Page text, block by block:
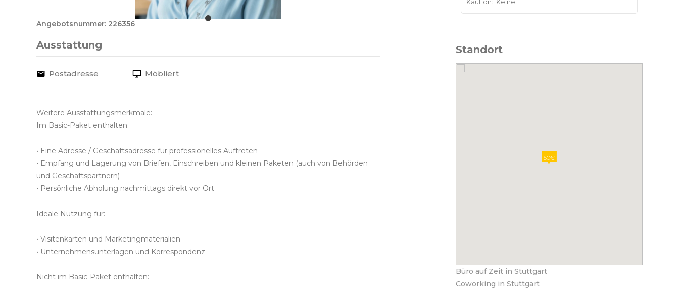
Angebotsnummer: 226356
Ausstattung
Postadresse Möbliert
Weitere Ausstattungsmerkmale:
Im Basic-Paket enthalten:
• Eine Adresse / Geschäftsadresse für professionelles Auftreten
• Empfang und Lagerung von Briefen, Einschreiben und kleinen Paketen (auch von Behörden
und Geschäftspartnern)
• Persönliche Abholung nachmittags direkt vor Ort
Ideale Nutzung für:
• Visitenkarten und Marketingmaterialien
• Unternehmensunterlagen und Korrespondenz
Nicht im Basic-Paket enthalten:
Standort
50€
Büro auf Zeit in Stuttgart
Coworking in Stuttgart